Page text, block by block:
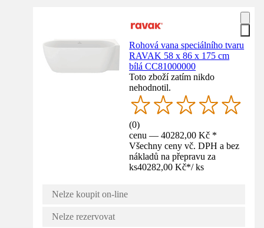
Rohová vana speciálního tvaru
RAVAK 58 x 86 x 175 cm
bílá CC81000000
Toto zboží zatím nikdo
nehodnotil.
(0)
cenu — 40282,00 Kč *
Všechny ceny vč. DPH a bez
nákladů na přepravu za
ks40282,00 Kč*/ ks
Nelze koupit on-line
Nelze rezervovat